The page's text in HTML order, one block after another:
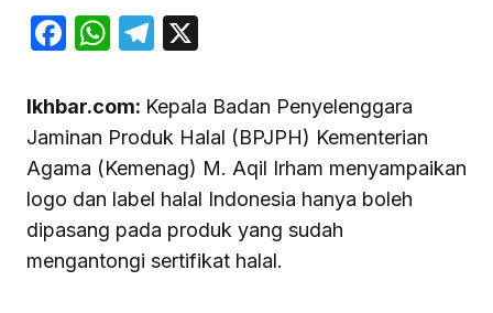
Facebook
WhatsApp
Telegram
Ikhbar.com: Kepala Badan Penyelenggara
Jaminan Produk Halal (BPJPH) Kementerian
Agama (Kemenag) M. Aqil Irham menyampaikan
logo dan label halal Indonesia hanya boleh
dipasang pada produk yang sudah
mengantongi sertifikat halal.